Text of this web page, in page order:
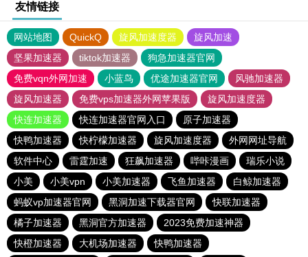
友情链接
网站地图 QuickQ 旋风加速度器
旋风加速
坚果加速器
tiktok加速器
狗急加速器官网
免费vqn外网加速
小蓝鸟 优途加速器官网
风驰加速器
旋风加速器
免费vps加速器外网苹果版
旋风加速度器
快连加速器
快连加速器官网入口
原子加速器
快鸭加速器
快柠檬加速器 旋风加速度器
外网网址导航
软件中心
雷霆加速 狂飙加速器 哔咔漫画
瑞乐小说
小美
小美vpn 小美加速器 飞鱼加速器
白鲸加速器
蚂蚁vp加速器官网
黑洞加速下载器官网
快联加速器
橘子加速器
黑洞官方加速器
2023免费加速神器
快橙加速器
大机场加速器 快鸭加速器